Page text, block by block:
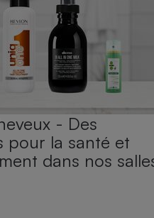
- Des
pour la santé et
dans nos